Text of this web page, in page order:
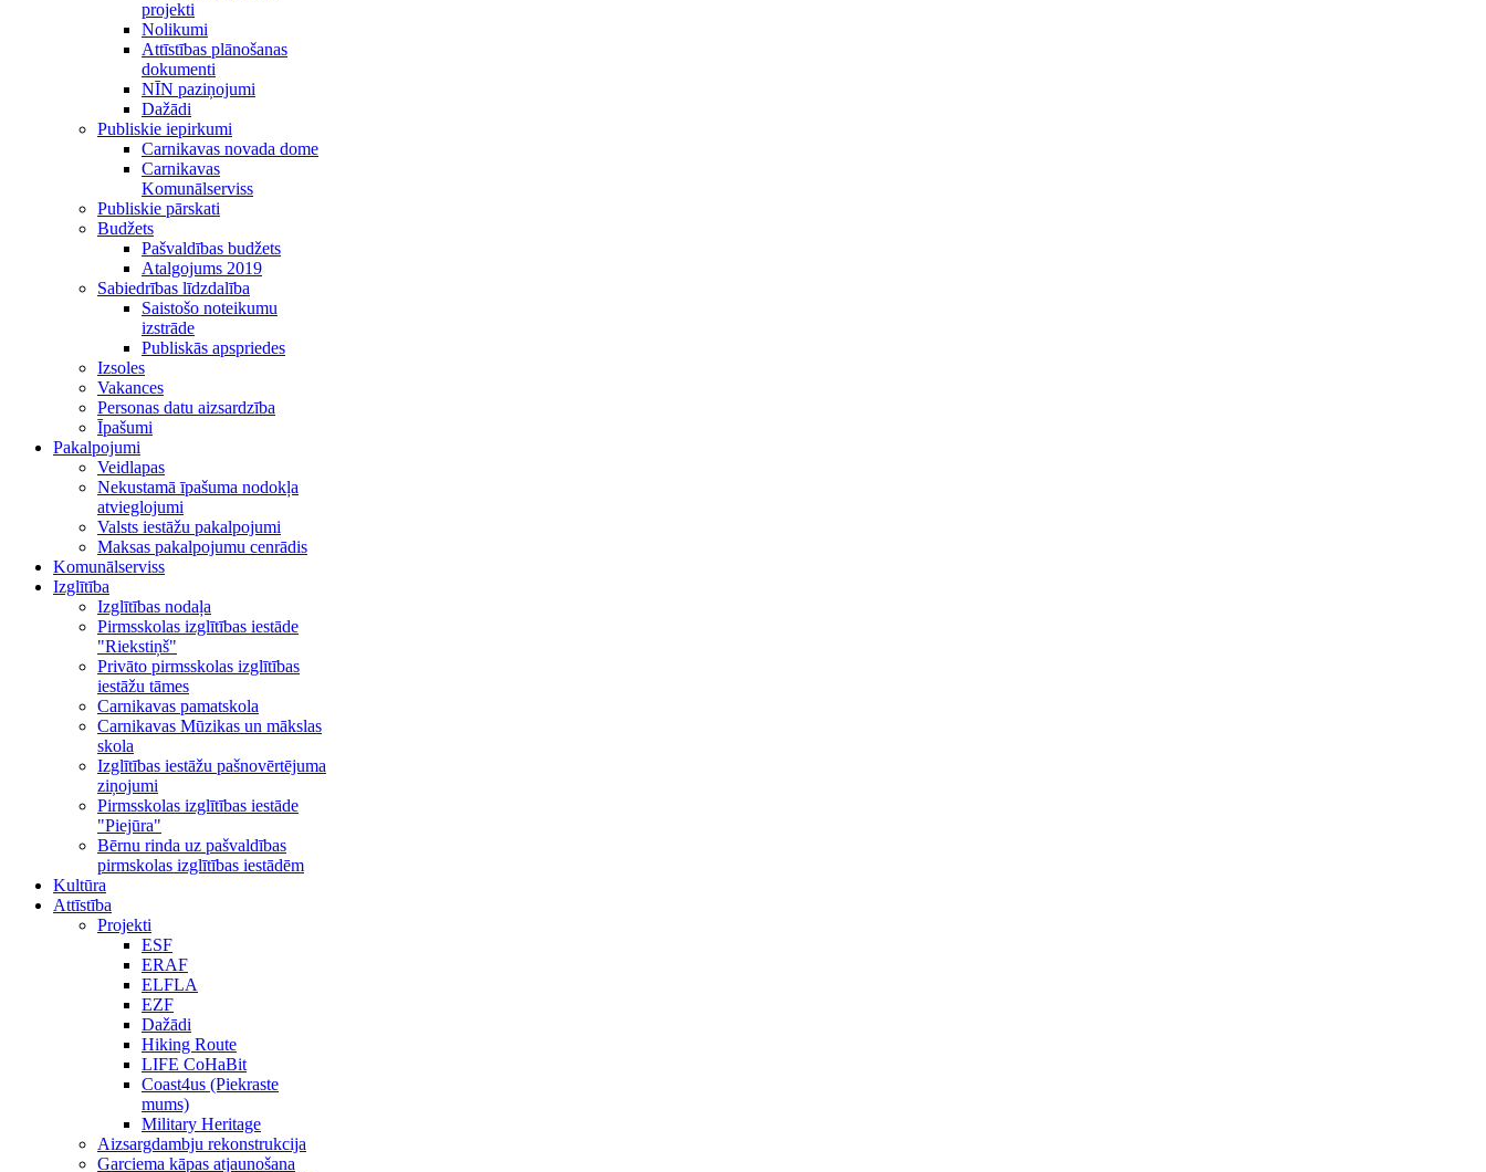
projekti
Nolikumi
Attīstības plānošanas
dokumenti
NĪN paziņojumi
Dažādi
Publiskie iepirkumi
Carnikavas novada dome
Carnikavas
Komunālserviss
Publiskie pārskati
Budžets
Pašvaldības budžets
Atalgojums 2019
Sabiedrības līdzdalība
Saistošo noteikumu
izstrāde
Publiskās apspriedes
Izsoles
Vakances
Personas datu aizsardzība
Īpašumi
Pakalpojumi
Veidlapas
Nekustamā īpašuma nodokļa
atvieglojumi
Valsts iestāžu pakalpojumi
Maksas pakalpojumu cenrādis
Komunālserviss
Izglītība
Izglītības nodaļa
Pirmsskolas izglītības iestāde
"Riekstiņš"
Privāto pirmsskolas izglītības
iestāžu tāmes
Carnikavas pamatskola
Carnikavas Mūzikas un mākslas
skola
Izglītības iestāžu pašnovērtējuma
ziņojumi
Pirmsskolas izglītības iestāde
"Piejūra"
Bērnu rinda uz pašvaldības
pirmskolas izglītības iestādēm
Kultūra
Attīstība
Projekti
ESF
ERAF
ELFLA
EZF
Dažādi
Hiking Route
LIFE CoHaBit
Coast4us (Piekraste
mums)
Military Heritage
Aizsargdambju rekonstrukcija
Garciema kāpas atjaunošana